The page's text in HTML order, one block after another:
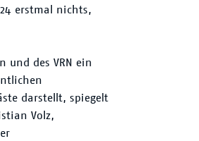
erstmal nichts,
und des VRN ein
darstellt, spiegelt
Volz,